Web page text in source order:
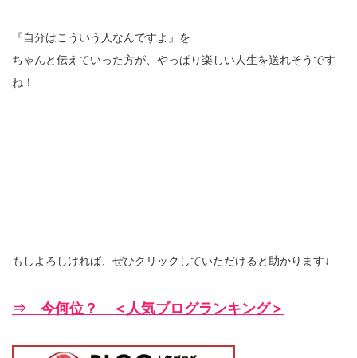
『自分はこういう人なんですよ』を
ちゃんと伝えていった方が、やっぱり楽しい人生を送れそうです
ね！
もしよろしければ、ぜひクリックしていただけると助かります↓
⇒ 今何位？ ＜人気ブログランキング＞